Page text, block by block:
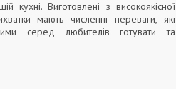
кухні. Виготовлені з високоякісної
мають численні переваги, які
серед любителів готувати та